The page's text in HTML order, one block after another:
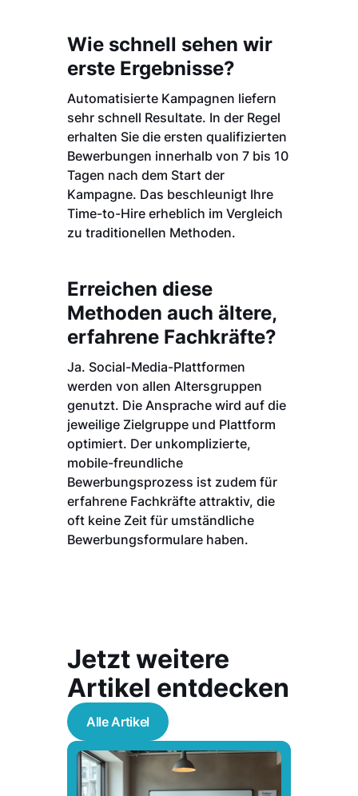
Wie schnell sehen wir
erste Ergebnisse?
Automatisierte Kampagnen liefern
sehr schnell Resultate. In der Regel
erhalten Sie die ersten qualifizierten
Bewerbungen innerhalb von 7 bis 10
Tagen nach dem Start der
Kampagne. Das beschleunigt Ihre
Time-to-Hire erheblich im Vergleich
zu traditionellen Methoden.
Erreichen diese
Methoden auch ältere,
erfahrene Fachkräfte?
Ja. Social-Media-Plattformen
werden von allen Altersgruppen
genutzt. Die Ansprache wird auf die
jeweilige Zielgruppe und Plattform
optimiert. Der unkomplizierte,
mobile-freundliche
Bewerbungsprozess ist zudem für
erfahrene Fachkräfte attraktiv, die
oft keine Zeit für umständliche
Bewerbungsformulare haben.
Jetzt weitere
Artikel entdecken
Alle Artikel